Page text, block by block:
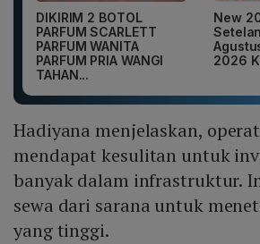
DIKIRIM 2 BOTOL
PARFUM SCARLETT
PARFUM WANITA
PARFUM PRIA WANGI
TAHAN...
New
2026
Hadiyana menjelaskan,
mendapat kesulitan untuk
banyak dalam infrastruktur.
sewa dari sarana untuk
yang tinggi.